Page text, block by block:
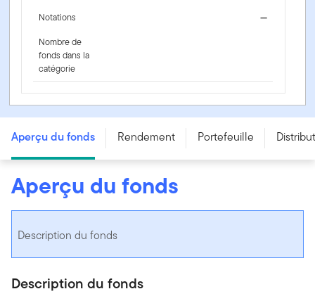
Notations
—
Nombre de
fonds dans la
catégorie
Portefeuille équilibré de croissance Franklin Quotentiel
- Series V - CAD
Aperçu du fonds Rendement Portefeuille
Aperçu du fonds
Description du fonds
Description du fonds